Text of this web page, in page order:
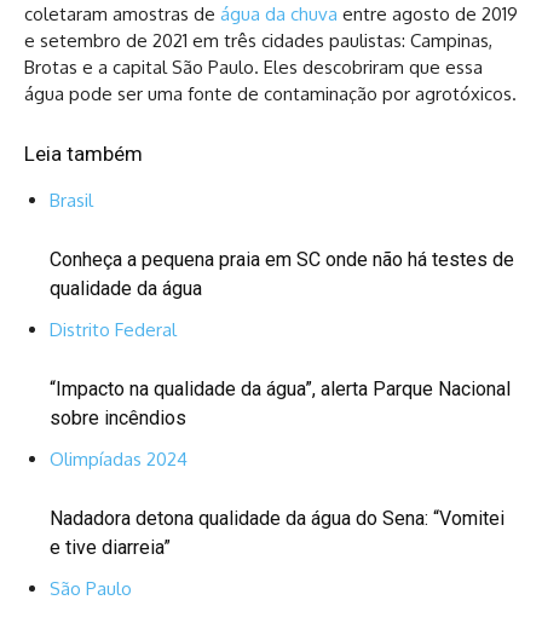
coletaram amostras de água da chuva entre agosto de 2019
e setembro de 2021 em três cidades paulistas: Campinas,
Brotas e a capital São Paulo. Eles descobriram que essa
água pode ser uma fonte de contaminação por agrotóxicos.
Leia também
Brasil
Conheça a pequena praia em SC onde não há testes de
qualidade da água
Distrito Federal
“Impacto na qualidade da água”, alerta Parque Nacional
sobre incêndios
Olimpíadas 2024
Nadadora detona qualidade da água do Sena: “Vomitei
e tive diarreia”
São Paulo